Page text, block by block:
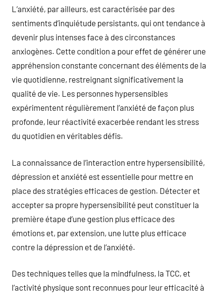
L’anxiété, par ailleurs, est caractérisée par des
sentiments d’inquiétude persistants, qui ont tendance à
devenir plus intenses face à des circonstances
anxiogènes. Cette condition a pour effet de générer une
appréhension constante concernant des éléments de la
vie quotidienne, restreignant significativement la
qualité de vie. Les personnes hypersensibles
expérimentent régulièrement l’anxiété de façon plus
profonde, leur réactivité exacerbée rendant les stress
du quotidien en véritables défis.
La connaissance de l’interaction entre hypersensibilité,
dépression et anxiété est essentielle pour mettre en
place des stratégies efficaces de gestion. Détecter et
accepter sa propre hypersensibilité peut constituer la
première étape d’une gestion plus efficace des
émotions et, par extension, une lutte plus efficace
contre la dépression et de l’anxiété.
Des techniques telles que la mindfulness, la TCC, et
l’activité physique sont reconnues pour leur efficacité à